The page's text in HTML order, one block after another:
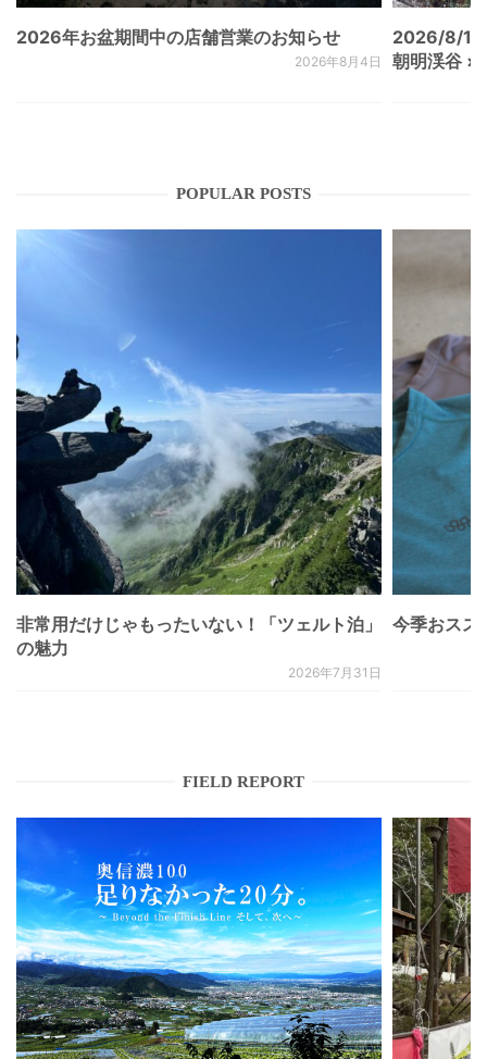
2026年お盆期間中の店舗営業のお知らせ
2026年8月4日
2026/8/
朝明渓谷 ×
POPULAR POSTS
非常用だけじゃもったいない！「ツェルト泊」
の魅力
2026年7月31日
今季おスス
FIELD REPORT